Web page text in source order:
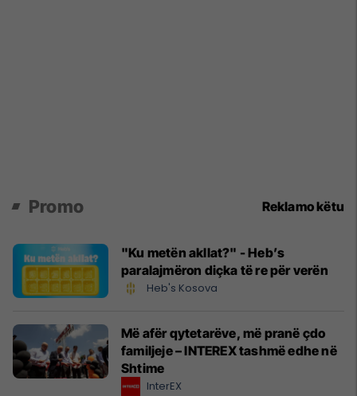
Promo Reklamo këtu
"Ku metën akllat?" - Heb’s
paralajmëron diçka të re për verën
Heb's Kosova
Më afër qytetarëve, më pranë çdo
familjeje – INTEREX tashmë edhe në
Shtime
InterEX